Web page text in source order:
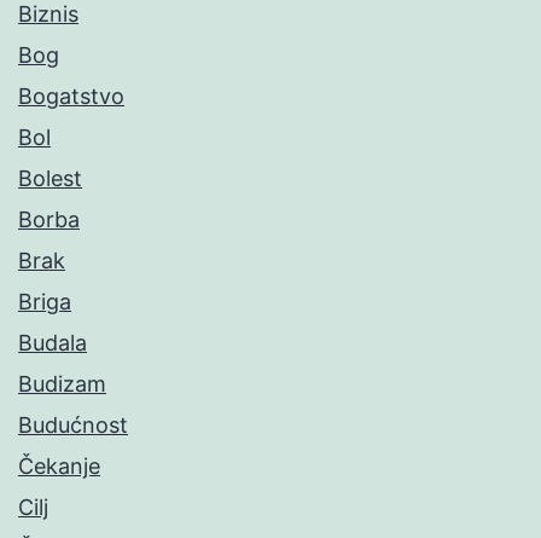
Biznis
Bog
Bogatstvo
Bol
Bolest
Borba
Brak
Briga
Budala
Budizam
Budućnost
Čekanje
Cilj